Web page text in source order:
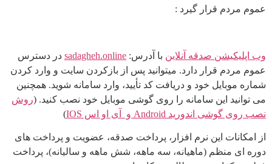
عموم مردم قرار گیرد :
وب اپلیکیشن صدقه آنلاین با آدرس: sadagheh.online در دسترس
عموم مردم قرار دارد. میتوانید پس از بازکردن سایت و وارد کردن
شماره موبایل خود و دریافت کد تأیید، وارد سامانه شوید. همچنین
می توانید این سامانه را روی گوشی موبایل خود نصب کنید. (روش
نصب روی گوشی اندورید Android و آی او اس IOS
)
از امکانات این نرم افزار، پرداخت صدقه، عضویت و پرداخت های
دوره ای منظم (ماهیانه، سه ماهه، شش ماهه و سالیانه)، پرداخت